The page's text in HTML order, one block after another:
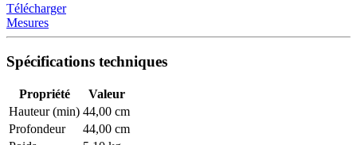
Télécharger
Mesures
Spécifications techniques
Propriété
Valeur
Hauteur (min) 44,00 cm
Profondeur
44,00 cm